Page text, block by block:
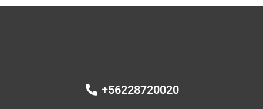
+56228720020